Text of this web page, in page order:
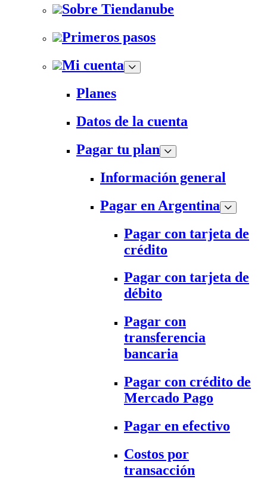
Sobre Tiendanube
Primeros pasos
Mi cuenta
Planes
Datos de la cuenta
Pagar tu plan
Información general
Pagar en Argentina
Pagar con tarjeta de
crédito
Pagar con tarjeta de
débito
Pagar con
transferencia
bancaria
Pagar con crédito de
Mercado Pago
Pagar en efectivo
Costos por
transacción